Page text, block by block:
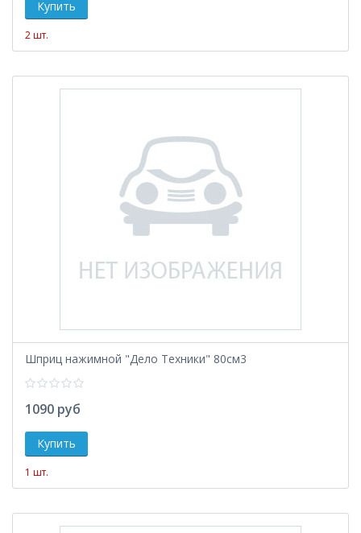
2 шт.
Шприц нажимной "Дело Техники" 80см3
1090 руб
1 шт.